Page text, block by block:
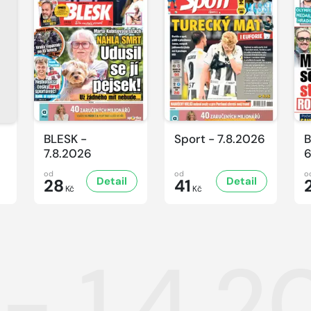
BLESK -
7.8.2026
od
28 Kč
Detail
Sport - 7.8.2026
od
41 Kč
Detail